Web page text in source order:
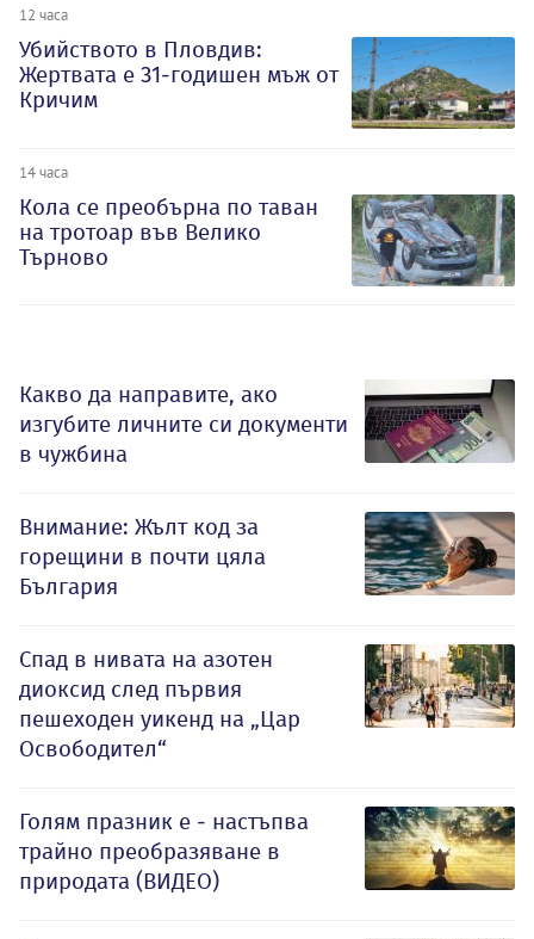
12 часа
Убийството в Пловдив:
Жертвата е 31-годишен мъж от
Кричим
14 часа
Кола се преобърна по таван
на тротоар във Велико
Търново
Какво да направите, ако
изгубите личните си документи
в чужбина
Внимание: Жълт код за
горещини в почти цяла
България
Спад в нивата на азотен
диоксид след първия
пешеходен уикенд на „Цар
Освободител“
Голям празник е - настъпва
трайно преобразяване в
природата (ВИДЕО)